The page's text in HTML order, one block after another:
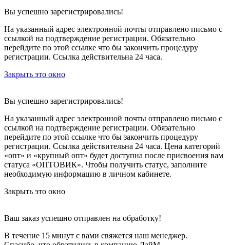
Вы успешно зарегистрировались!
На указанный адрес электронной почты отправлено письмо с
ссылкой на подтверждение регистрации. Обязательно
перейдите по этой ссылке что бы закончить процедуру
регистрации. Ссылка действительна 24 часа.
Закрыть это окно
Вы успешно зарегистрировались!
На указанный адрес электронной почты отправлено письмо с
ссылкой на подтверждение регистрации. Обязательно
перейдите по этой ссылке что бы закончить процедуру
регистрации. Ссылка действительна 24 часа. Цена категорий
«опт» и «крупный опт» будет доступна после присвоения вам
статуса «ОПТОВИК». Чтобы получить статус, заполните
необходимую информацию в личном кабинете.
Закрыть это окно
Ваш заказ успешно отправлен на обработку!
В течение 15 минут с вами свяжется наш менеджер.